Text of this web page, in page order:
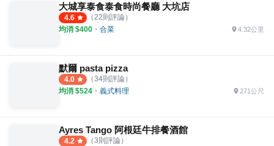
大城享泰食泰食時尚餐廳 大坑店
4.6 （22則評論）
均消 $400 ・ 合菜 4.32公里
默爾 pasta pizza
4.0 （34則評論）
均消 $524 ・ 義式料理 271公尺
Ayres Tango 阿根廷牛排餐酒館
4.2 （3則評論）